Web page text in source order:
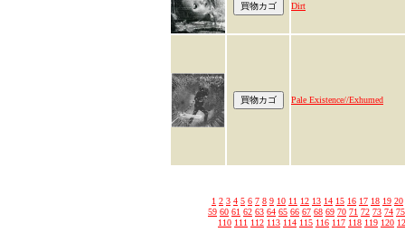
Dirt
Pale Existence//Exhumed
1 2 3 4 5 6 7 8 9 10 11 12 13 14 15 16 17 18 19 20
59 60 61 62 63 64 65 66 67 68 69 70 71 72 73 74 75
110 111 112 113 114 115 116 117 118 119 120